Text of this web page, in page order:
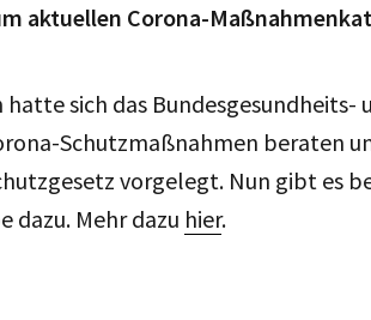
aktuellen Corona-
hatte sich das
Schutzmaßnahmen beraten
vorgelegt. Nun gibt es
dazu. Mehr dazu hier.